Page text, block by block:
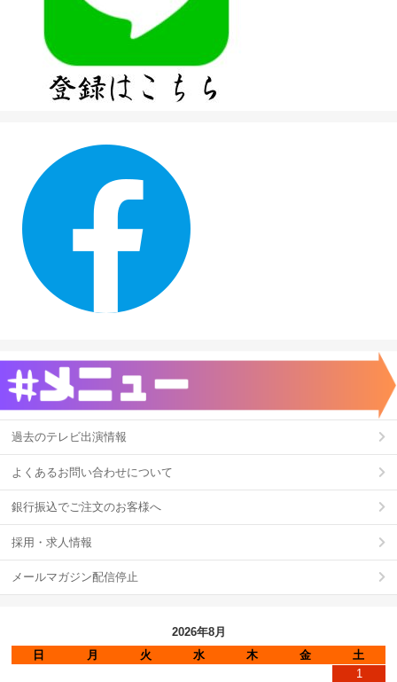
過去のテレビ出演情報
よくあるお問い合わせについて
銀行振込でご注文のお客様へ
採用・求人情報
メールマガジン配信停止
2026年8月
日
月 火 水 木 金
土
1